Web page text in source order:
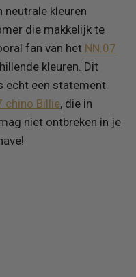
kleuren
die makkelijk te
fan van het NN.07
kleuren. Dit
echt een statement
chino Billie, die in
niet ontbreken in je